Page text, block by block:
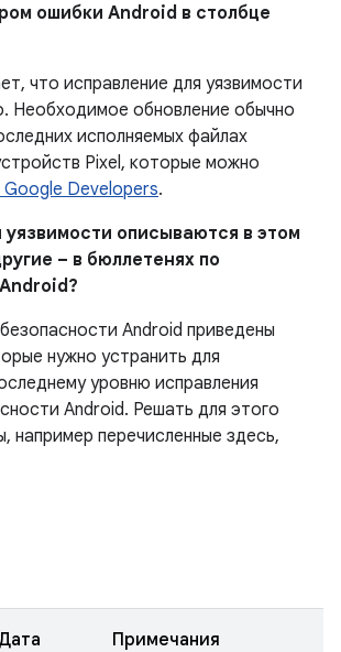
ошибки Android в столбце
что исправление для уязвимости
Необходимое обновление обычно
исполняемых файлах
Pixel, которые можно
Google Developers.
описываются в этом
– в бюллетенях по
Android приведены
нужно устранить для
уровню исправления
Android. Решать для этого
например перечисленные здесь,
Дата Примечания